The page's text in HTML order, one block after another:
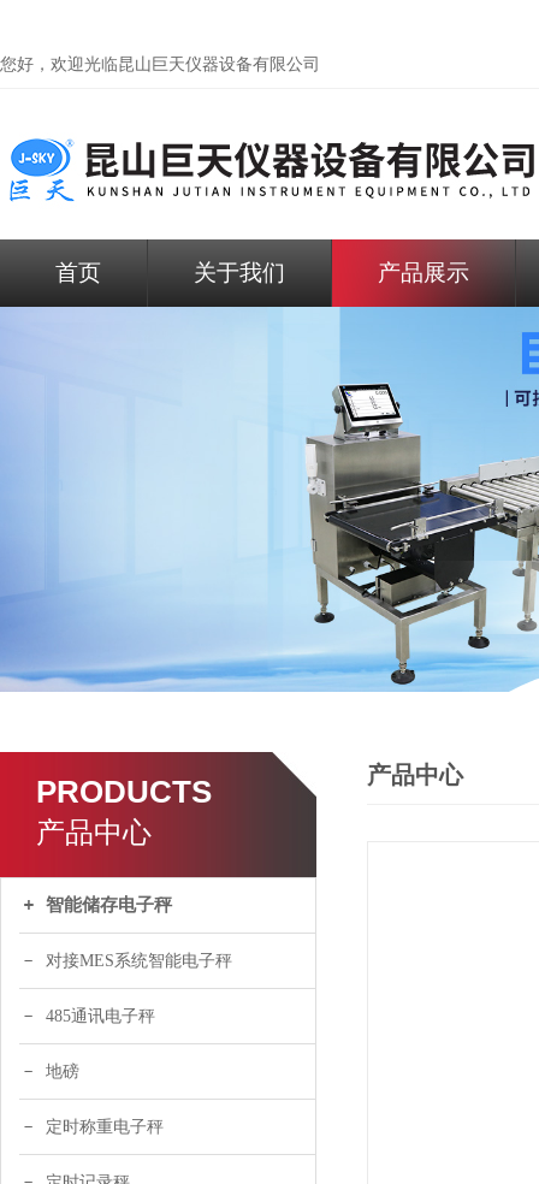
您好，欢迎光临昆山巨天仪器设备有限公司
首页 关于我们 产品展示
PRODUCTS
产品中心
智能储存电子秤
对接MES系统智能电子秤
485通讯电子秤
地磅
定时称重电子秤
产品中心